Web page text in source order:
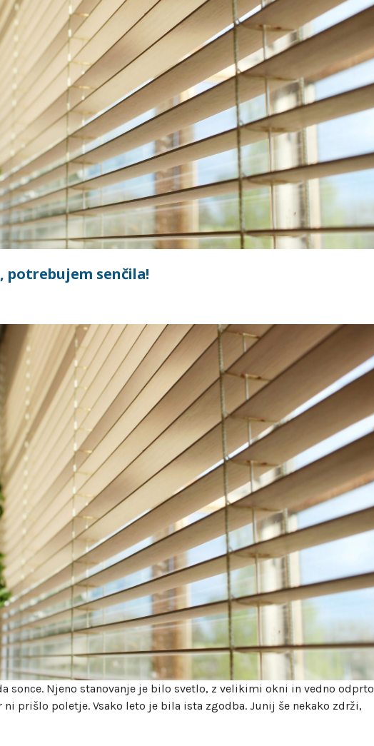
potrebujem senčila!
sonce. Njeno stanovanje je bilo svetlo, z velikimi okni in vedno odprto
ni prišlo poletje. Vsako leto je bila ista zgodba. Junij še nekako zdrži,